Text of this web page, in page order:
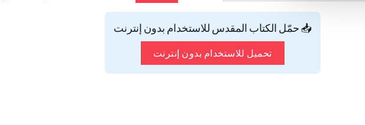
📥 حمّل الكتاب المقدس للاستخدام بدون إنترنت
تحميل للاستخدام بدون إنترنت